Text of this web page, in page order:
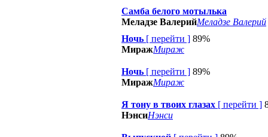
Самба белого мотылька
Меладзе ВалерийМеладзе Валерий
Ночь [ перейти ] 89%
МиражМираж
Ночь [ перейти ] 89%
МиражМираж
Я тону в твоих глазах [ перейти ]
НэнсиНэнси